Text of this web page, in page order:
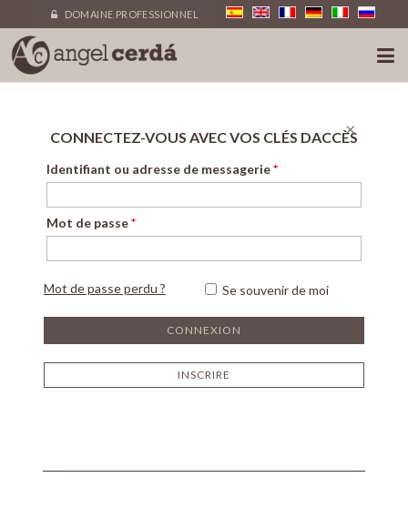
DOMAINE PROFESSIONNEL
CONNECTEZ-VOUS AVEC VOS CLÉS DACCÈS
Identifiant ou adresse de messagerie*
Mot de passe*
Mot de passe perdu ? Se souvenir de moi
INSCRIRE
×